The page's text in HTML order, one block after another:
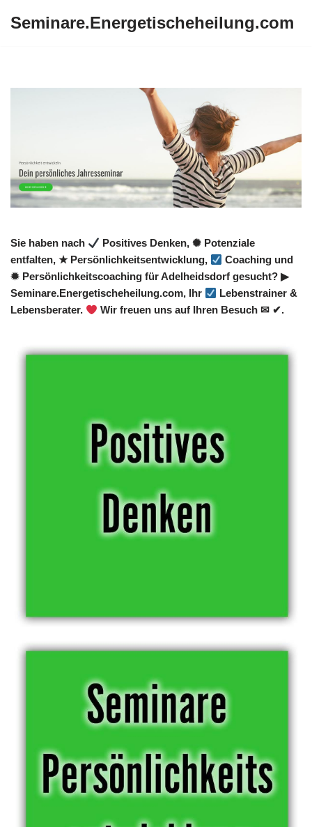
Seminare.Energetischeheilung.com
Sie haben nach
Positives Denken, ✺ Potenziale
entfalten, ★ Persönlichkeitsentwicklung,
Coaching und
✹ Persönlichkeitscoaching für Adelheidsdorf gesucht? ▶︎
Seminare.Energetischeheilung.com, Ihr
Lebenstrainer &
Lebensberater.
Wir freuen uns auf Ihren Besuch ✉ ✔.